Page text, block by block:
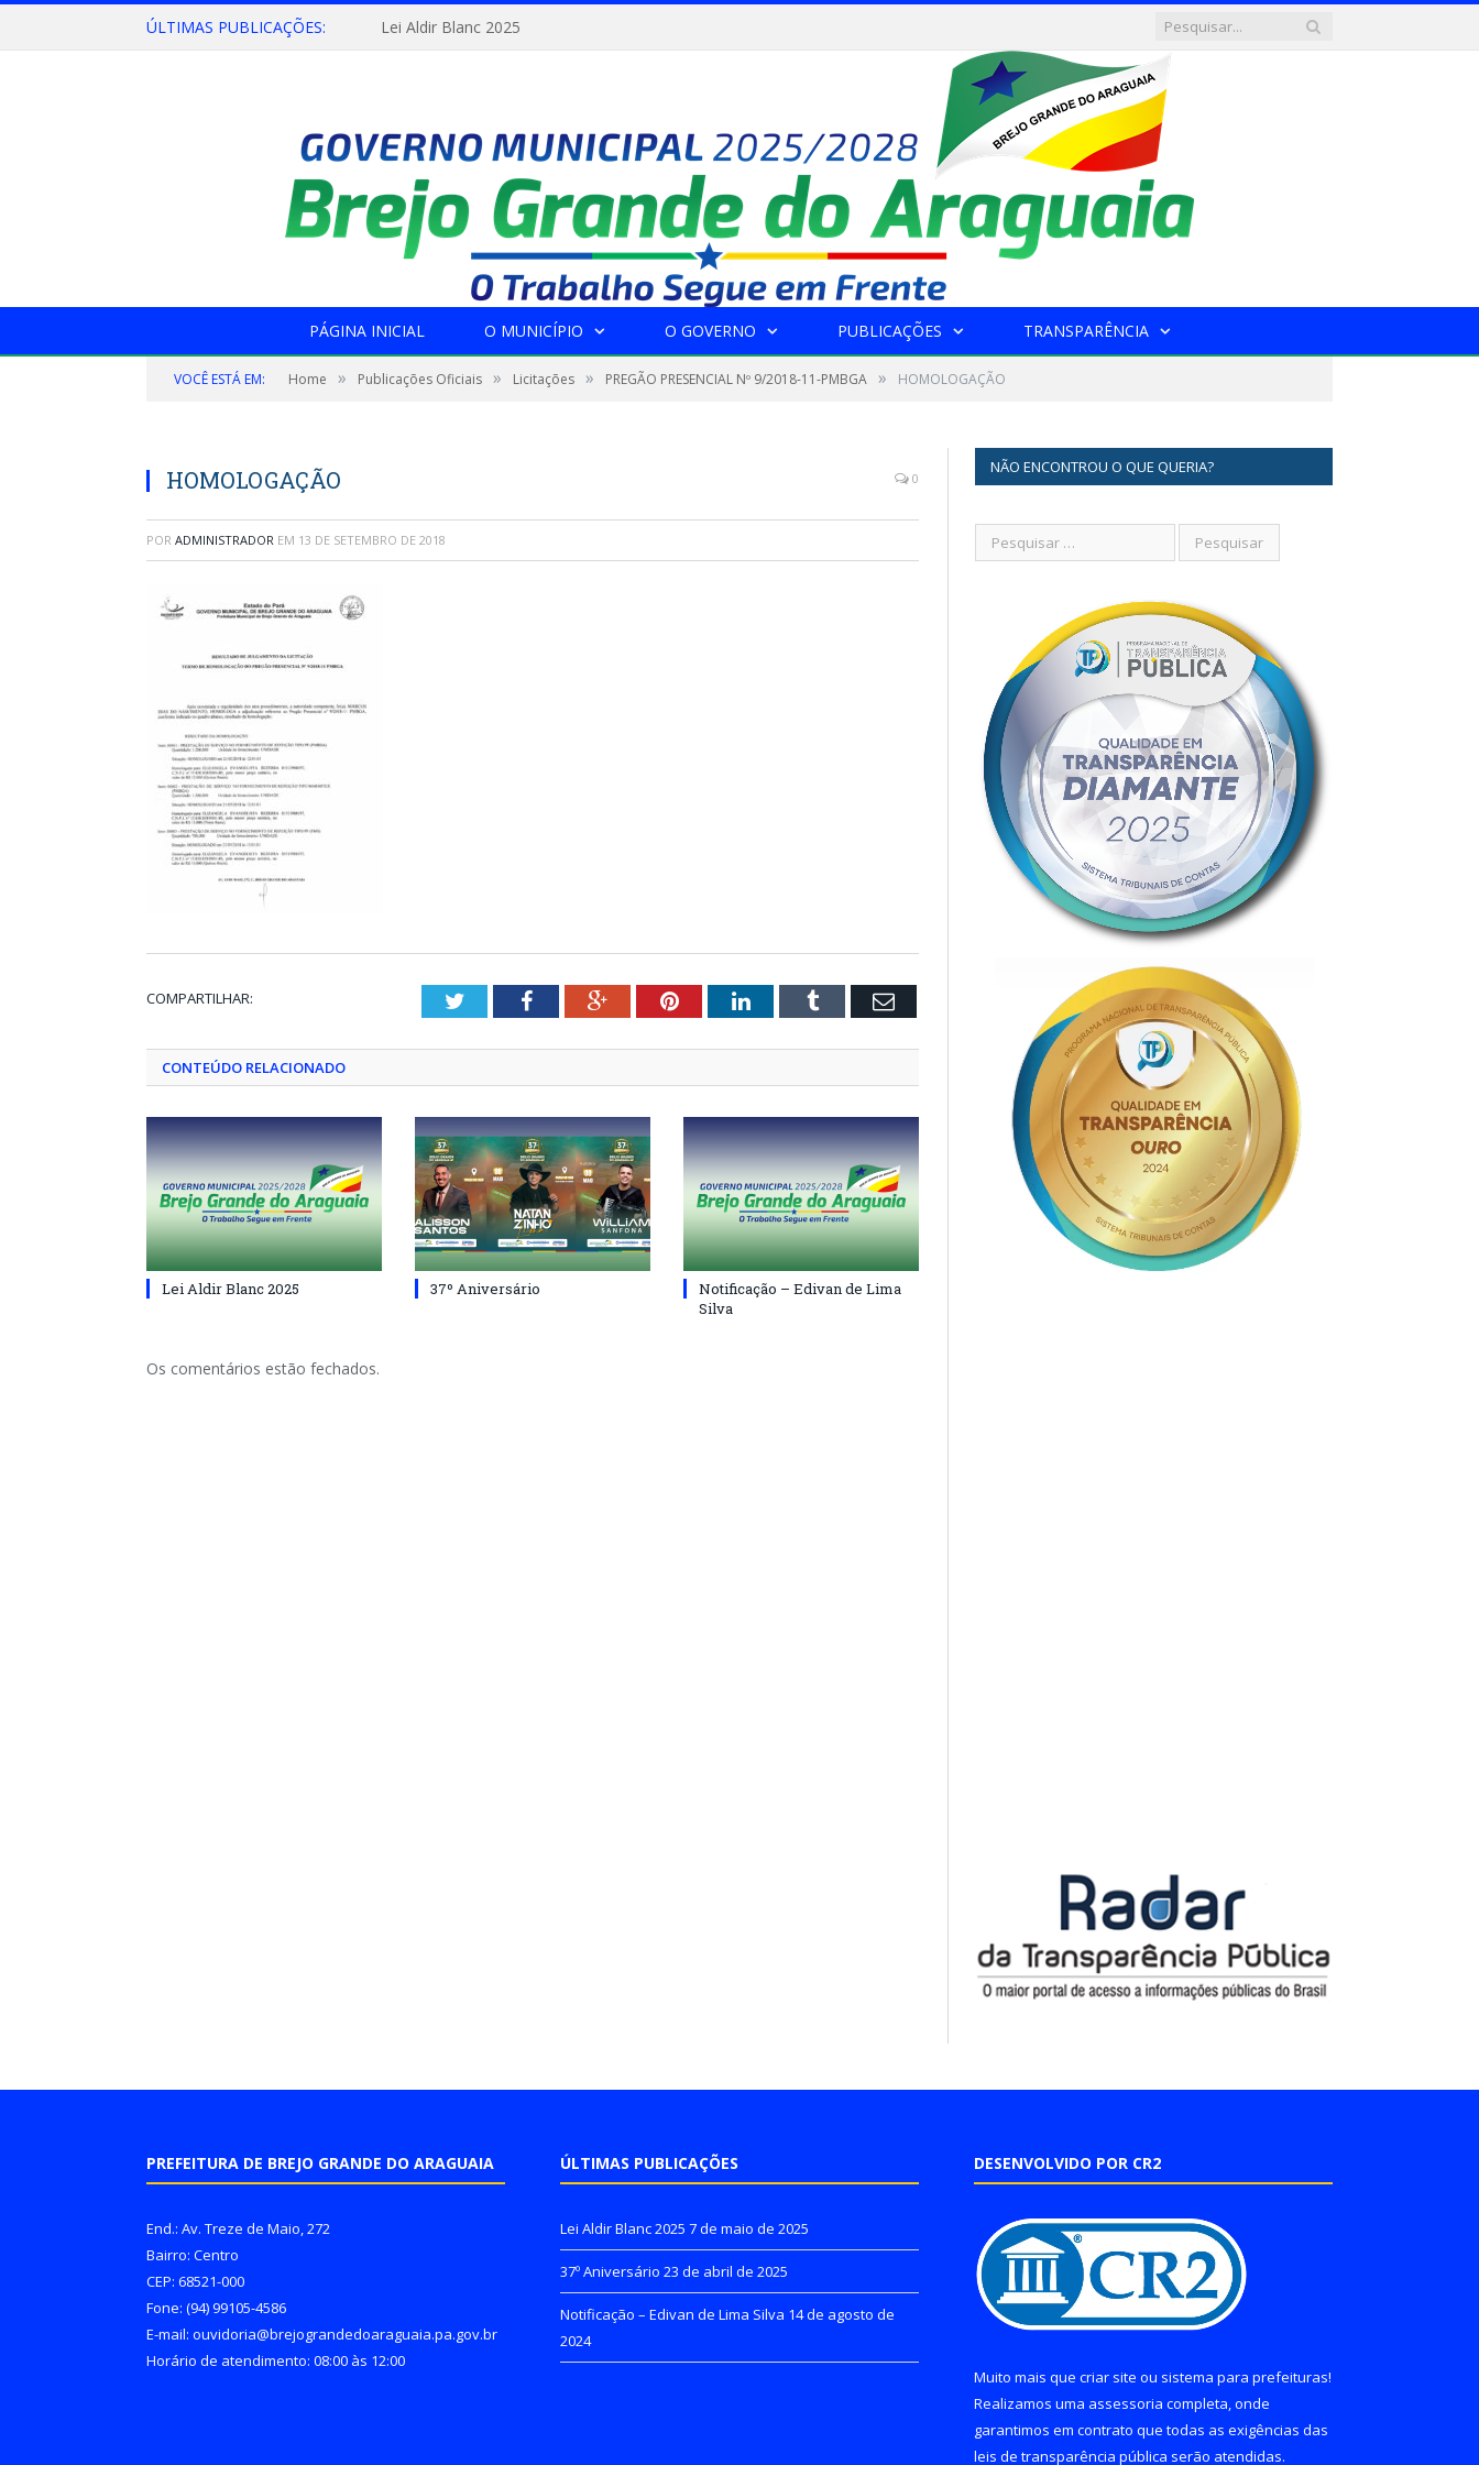
ÚLTIMAS PUBLICAÇÕES: Lei Aldir Blanc 2025
PÁGINA INICIAL O MUNICÍPIO O GOVERNO PUBLICAÇÕES TRANSPARÊNCIA
VOCÊ ESTÁ EM: Home » Publicações Oficiais » Licitações » PREGÃO PRESENCIAL Nº 9/2018-11-PMBGA » HOMOLOGAÇÃO
HOMOLOGAÇÃO 0
POR ADMINISTRADOR EM 13 DE SETEMBRO DE 2018
COMPARTILHAR: TwitterFacebookGoogle+PinterestLinkedInTumblr Email
CONTEÚDO RELACIONADO
Lei Aldir Blanc 2025 37º Aniversário
Notificação – Edivan de Lima
Silva
Os comentários estão fechados.
NÃO ENCONTROU O QUE QUERIA?
PREFEITURA DE BREJO GRANDE DO ARAGUAIA
End.: Av. Treze de Maio, 272
Bairro: Centro
CEP: 68521-000
Fone: (94) 99105-4586
E-mail: ouvidoria@brejograndedoaraguaia.pa.gov.br
Horário de atendimento: 08:00 às 12:00
ÚLTIMAS PUBLICAÇÕES
Lei Aldir Blanc 2025 7 de maio de 2025
37º Aniversário 23 de abril de 2025
Notificação – Edivan de Lima Silva 14 de agosto de
2024
DESENVOLVIDO POR CR2
Muito mais que criar site ou sistema para prefeituras!
Realizamos uma assessoria completa, onde
garantimos em contrato que todas as exigências das
leis de transparência pública serão atendidas.